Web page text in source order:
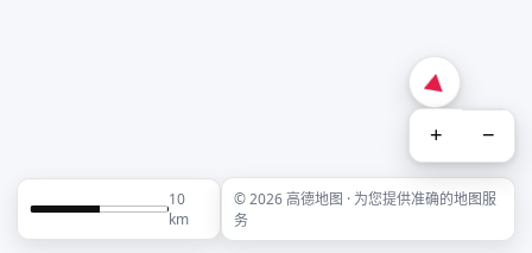
+ −
10
km
© 2026 高德地图 · 为您提供准确的地图服
务